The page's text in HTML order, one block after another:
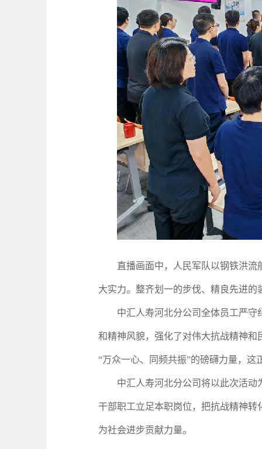
直播画面中，人民军队以钢铁洪流
大实力。整齐划一的步伐、精良先进
中汇人寿河北分公司全体员工严守
和精神风貌，强化了对伟大抗战精神
“万众一心、同频共振”的磅礴力量，
中汇人寿河北分公司将以此次活动
干部职工立足本职岗位，把抗战精神
为社会进步贡献力量。